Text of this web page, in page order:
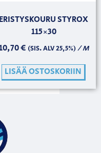
ERISTYSKOURU STYROX
115×30
€ (SIS. ALV 25,5%)/ M
LISÄÄ OSTOSKORIIN